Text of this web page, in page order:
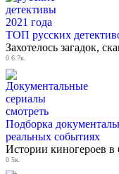
ТОП русских
Захотелось загадок,
0 6.7к.
Подборка
реальных событиях
Истории киногероев в
0 5к.